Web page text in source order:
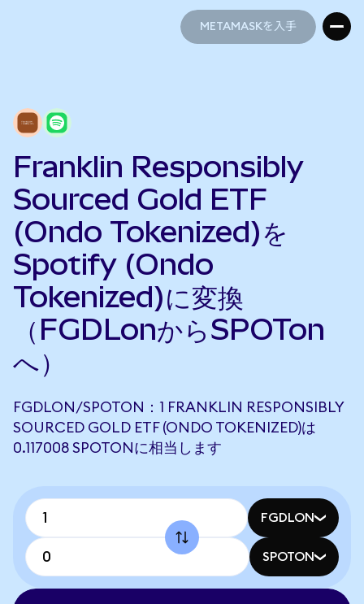
METAMASKを入手
Franklin Responsibly
Sourced Gold ETF
(Ondo Tokenized)を
Spotify (Ondo
Tokenized)に変換
（FGDLonからSPOTon
へ）
FGDLON/SPOTON：1 FRANKLIN RESPONSIBLY
SOURCED GOLD ETF (ONDO TOKENIZED)は
0.117008 SPOTONに相当します
FGDLON
SPOTON